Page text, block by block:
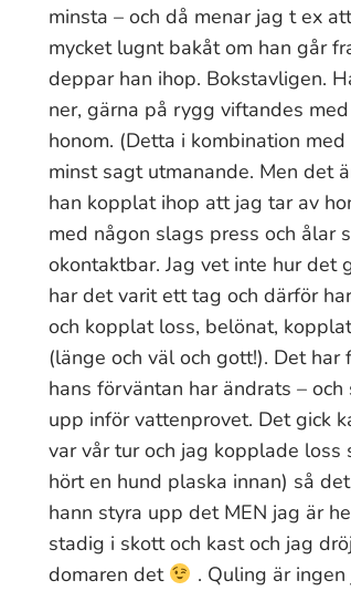
minsta – och då menar jag t ex
mycket lugnt bakåt om han går
deppar han ihop. Bokstavligen.
ner, gärna på rygg viftandes
honom. (Detta i kombination
minst sagt utmanande. Men det
han kopplat ihop att jag tar av
med någon slags press och ålar
okontaktbar. Jag vet inte hur det
har det varit ett tag och därför
och kopplat loss, belönat,
(länge och väl och gott!). Det
hans förväntan har ändrats – och
upp inför vattenprovet. Det gick
var vår tur och jag kopplade
hört en hund plaska innan) så
hann styra upp det MEN jag är
stadig i skott och kast och jag
domaren det
. Quling är